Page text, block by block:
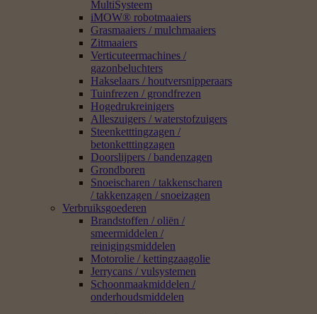
MultiSysteem
iMOW® robotmaaiers
Grasmaaiers / mulchmaaiers
Zitmaaiers
Verticuteermachines /
gazonbeluchters
Hakselaars / houtversnipperaars
Tuinfrezen / grondfrezen
Hogedrukreinigers
Alleszuigers / waterstofzuigers
Steenketttingzagen /
betonketttingzagen
Doorslijpers / bandenzagen
Grondboren
Snoeischaren / takkenscharen
/ takkenzagen / snoeizagen
Verbruiksgoederen
Brandstoffen / oliën /
smeermiddelen /
reinigingsmiddelen
Motorolie / kettingzaagolie
Jerrycans / vulsystemen
Schoonmaakmiddelen /
onderhoudsmiddelen